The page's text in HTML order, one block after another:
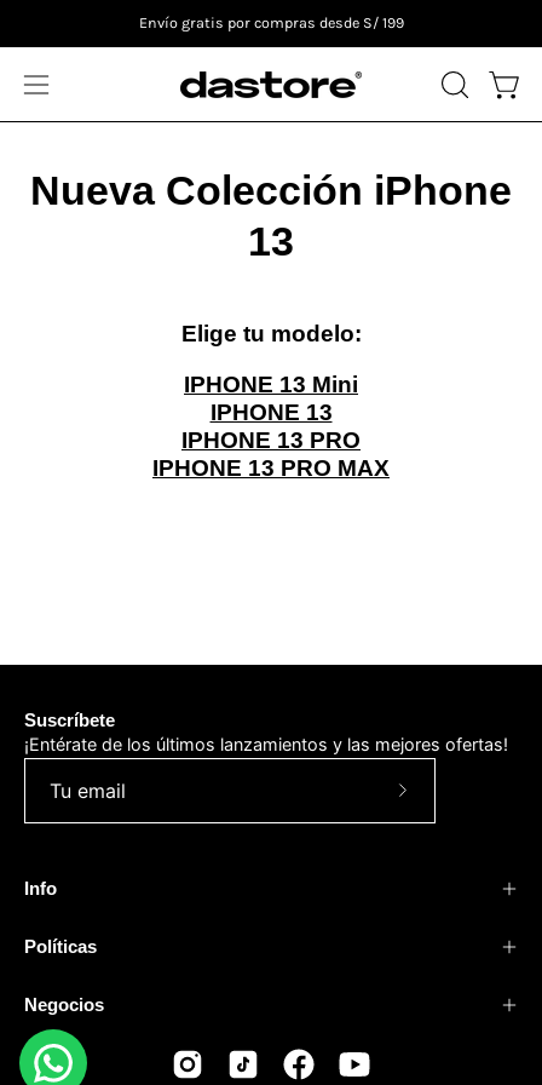
al
contenido
Envío gratis por compras desde S/ 199
Abrir
menú
navegación
ABRIR
BARRA
Nueva Colección iPhone
13
Elige tu modelo:
IPHONE 13 Mini
IPHONE 13
IPHONE 13 PRO
IPHONE 13 PRO MAX
Suscríbete
¡Entérate de los últimos lanzamientos y las mejores ofertas!
Info
Políticas
Negocios